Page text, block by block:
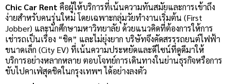
Chic Car Rent คือผู้ให้บริการที่เน้นความทันสมัยและการเข้าถึง
ง่ายสำหรับคนรุ่นใหม่ โดยเฉพาะกลุ่มวัยทำงานเริ่มต้น (First
Jobber) และนักศึกษามหาวิทยาลัย ด้วยแนวคิดที่ต้องการให้การ
เช่ารถเป็นเรื่อง “ชิค” และไม่ยุ่งยาก บริษัทจึงคัดสรรรถยนต์ไฟฟ้า
ขนาดเล็ก (City EV) ที่เน้นความประหยัดและดีไซน์ที่ดูดีมาให้
บริการอย่างหลากหลาย ตอบโจทย์การเดินทางในย่านธุรกิจหรือการ
ขับไปคาเฟ่สุดชิคในกรุงเทพฯ ได้อย่างลงตัว